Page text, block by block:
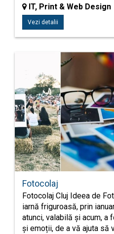
IT, Print & Web
Vezi detalii
Fotocolaj
Fotocolaj Cluj Ideea de
iarnă friguroasă, prin
atunci, valabilă și acum, a
și emoții, de a vă ajuta să